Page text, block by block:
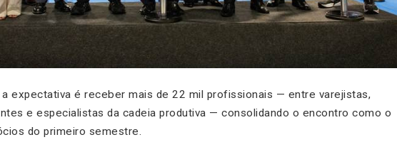
expectativa é receber mais de 22 mil profissionais — entre varejistas,
e especialistas da cadeia produtiva — consolidando o encontro como o
do primeiro semestre.